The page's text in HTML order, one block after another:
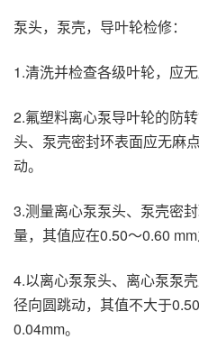
泵头，泵壳，导叶轮检修：
1.清洗并检查各级叶轮，应
2.氟塑料离心泵导叶轮的防
头、泵壳密封环表面应无麻
动。
3.测量离心泵泵头、泵壳密
量，其值应在0.50～0.60 mm
4.以离心泵泵头、离心泵泵
径向圆跳动，其值不大于
0.04mm。